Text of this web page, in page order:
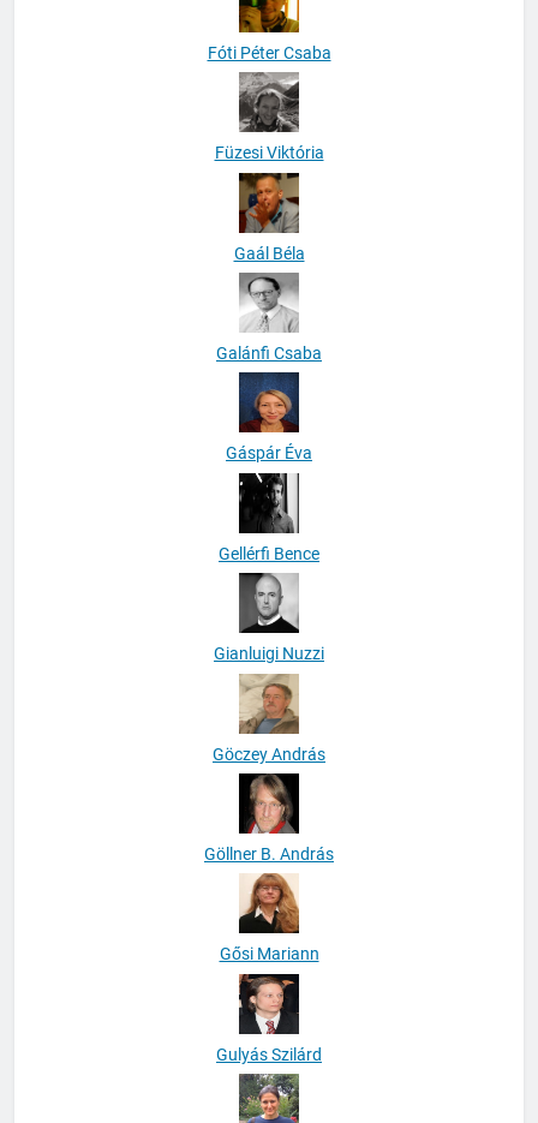
Fóti Péter Csaba
Füzesi Viktória
Gaál Béla
Galánfi Csaba
Gáspár Éva
Gellérfi Bence
Gianluigi Nuzzi
Göczey András
Göllner B. András
Gősi Mariann
Gulyás Szilárd